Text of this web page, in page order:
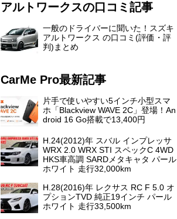
アルトワークスの口コミ記事
一般のドライバーに聞いた！スズキ
アルトワークス の口コミ(評価・評
判)まとめ
CarMe Pro最新記事
片手で使いやすい5インチ小型スマ
ホ「Blackview WAVE 2C」登場！An
droid 16 Go搭載で13,400円
H.24(2012)年 スバル インプレッサ
WRX 2.0 WRX STI スペックC 4WD
HKS車高調 SARDメタキャタ パール
ホワイト 走行32,000km
H.28(2016)年 レクサス RC F 5.0 オ
プションTVD 純正19インチ パール
ホワイト 走行33,500km